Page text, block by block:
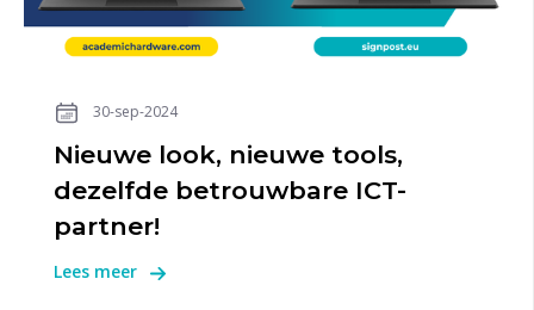
30-sep-2024
Nieuwe look, nieuwe tools,
dezelfde betrouwbare ICT-
partner!
Lees meer